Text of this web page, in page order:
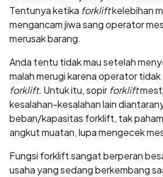
Tentunya ketika forkliftkelebihan
mengancam jiwa sang operator
merusak barang.
Anda tentu tidak mau setelah
malah merugi karena operator
forklift. Untuk itu, sopir forklift
kesalahan-kesalahan lain
beban/kapasitas forklift, tak
angkut muatan, lupa mengecek
Fungsi forkliftsangat berperan
usaha yang sedang berkembang